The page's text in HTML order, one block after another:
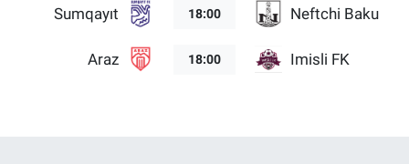
Sumqayıt 18:00 Neftchi Baku
Araz 18:00 Imisli FK